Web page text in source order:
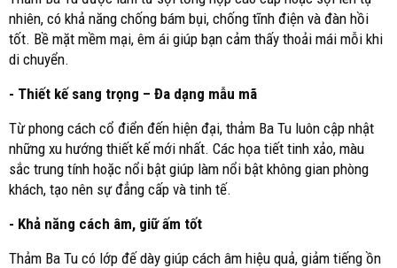
nhiên, có khả năng chống bám bụi, chống tĩnh điện và đàn hồi
tốt. Bề mặt mềm mại, êm ái giúp bạn cảm thấy thoải mái mỗi khi
di chuyển.
- Thiết kế sang trọng – Đa dạng mẫu mã
Từ phong cách cổ điển đến hiện đại, thảm Ba Tu luôn cập nhật
những xu hướng thiết kế mới nhất. Các họa tiết tinh xảo, màu
sắc trung tính hoặc nổi bật giúp làm nổi bật không gian phòng
khách, tạo nên sự đẳng cấp và tinh tế.
- Khả năng cách âm, giữ ấm tốt
Thảm Ba Tu có lớp đế dày giúp cách âm hiệu quả, giảm tiếng ồn